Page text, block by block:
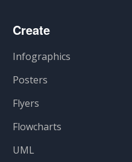
Create
Infographics
Posters
Flyers
Flowcharts
UML